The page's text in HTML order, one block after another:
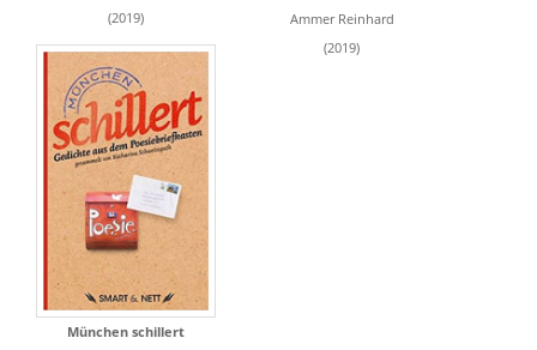
(2019)
Ammer Reinhard
(2019)
München schillert